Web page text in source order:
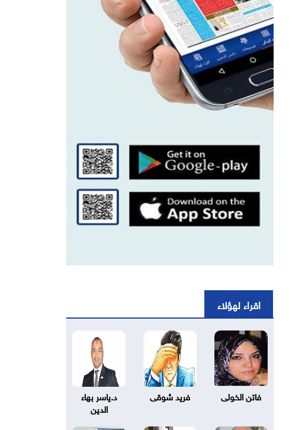
اقراء لهؤلاء
فاتن الخولى فريد شوقى
د.ياسر بهاء
الدين